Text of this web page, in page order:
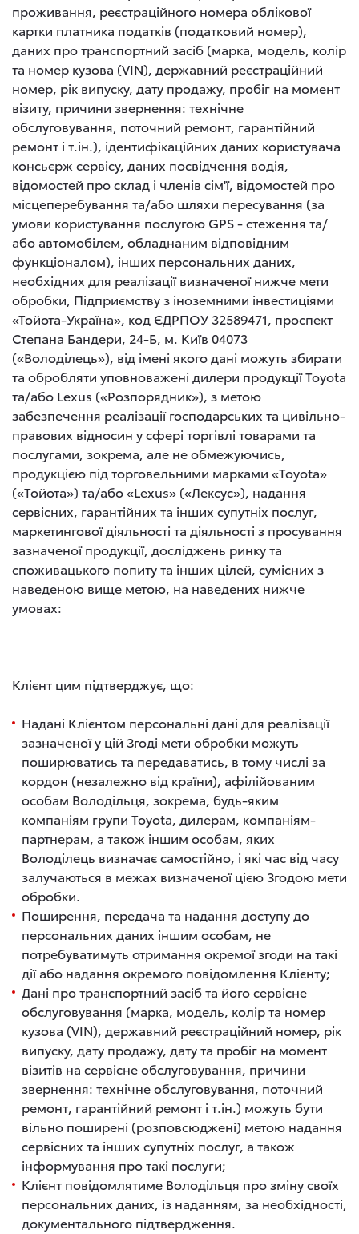
проживання, реєстраційного номера облікової
картки платника податків (податковий номер),
даних про транспортний засіб (марка, модель, колір
та номер кузова (VIN), державний реєстраційний
номер, рік випуску, дату продажу, пробіг на момент
візиту, причини звернення: технічне
обслуговування, поточний ремонт, гарантійний
ремонт і т.ін.), ідентифікаційних даних користувача
консьєрж сервісу, даних посвідчення водія,
відомостей про склад і членів сім'ї, відомостей про
місцеперебування та/або шляхи пересування (за
умови користування послугою GPS - стеження та/
або автомобілем, обладнаним відповідним
функціоналом), інших персональних даних,
необхідних для реалізації визначеної нижче мети
обробки, Підприємству з іноземними інвестиціями
«Тойота-Україна», код ЄДРПОУ 32589471, проспект
Степана Бандери, 24-Б, м. Київ 04073
(«Володілець»), від імені якого дані можуть збирати
та обробляти уповноважені дилери продукції Toyota
та/або Lexus («Розпорядник»), з метою
забезпечення реалізації господарських та цивільно-
правових відносин у сфері торгівлі товарами та
послугами, зокрема, але не обмежуючись,
продукцією під торговельними марками «Toyota»
(«Тойота») та/або «Lexus» («Лексус»), надання
сервісних, гарантійних та інших супутніх послуг,
маркетингової діяльності та діяльності з просування
зазначеної продукції, досліджень ринку та
споживацького попиту та інших цілей, сумісних з
наведеною вище метою, на наведених нижче
умовах:
Клієнт цим підтверджує, що:
Надані Клієнтом персональні дані для реалізації
зазначеної у цій Згоді мети обробки можуть
поширюватись та передаватись, в тому числі за
кордон (незалежно від країни), афілійованим
особам Володільця, зокрема, будь-яким
компаніям групи Toyota, дилерам, компаніям-
партнерам, а також іншим особам, яких
Володілець визначає самостійно, і які час від часу
залучаються в межах визначеної цією Згодою мети
обробки.
Поширення, передача та надання доступу до
персональних даних іншим особам, не
потребуватимуть отримання окремої згоди на такі
дії або надання окремого повідомлення Клієнту;
Дані про транспортний засіб та його сервісне
обслуговування (марка, модель, колір та номер
кузова (VIN), державний реєстраційний номер, рік
випуску, дату продажу, дату та пробіг на момент
візитів на сервісне обслуговування, причини
звернення: технічне обслуговування, поточний
ремонт, гарантійний ремонт і т.ін.) можуть бути
вільно поширені (розповсюджені) метою надання
сервісних та інших супутніх послуг, а також
інформування про такі послуги;
Клієнт повідомлятиме Володільця про зміну своїх
персональних даних, із наданням, за необхідності,
документального підтвердження.